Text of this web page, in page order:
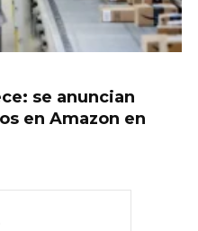
se anuncian
en Amazon en